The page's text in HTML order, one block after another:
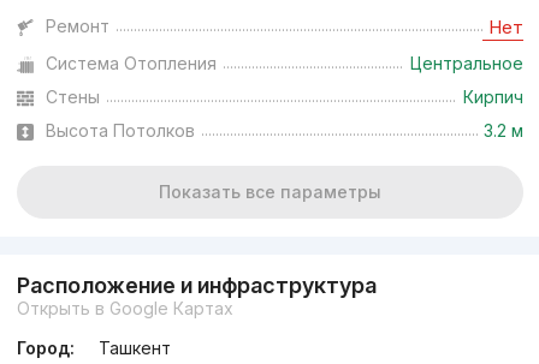
Ремонт Нет
Система Отопления
Центральное
Стены
Кирпич
Высота Потолков
3.2 м
Показать все параметры
Расположение и инфраструктура
Открыть в Google Картах
Город:
Ташкент